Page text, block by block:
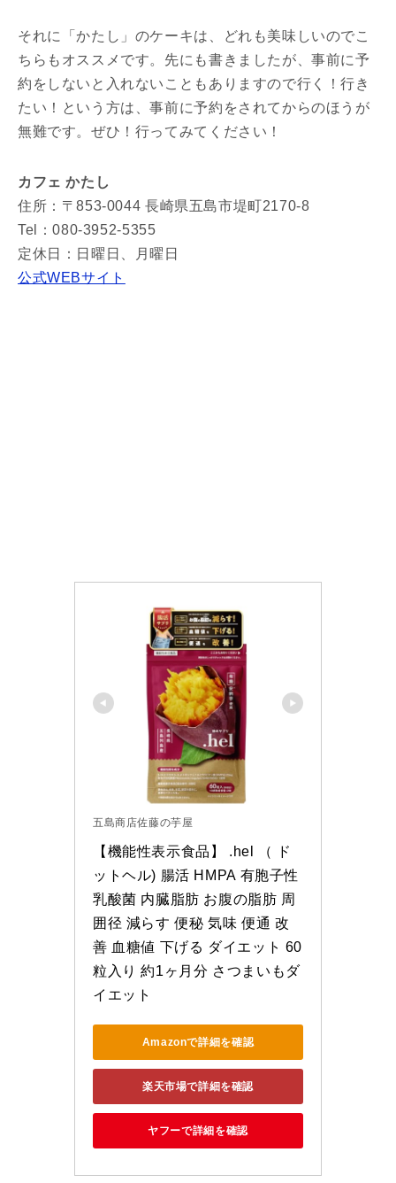
それに「かたし」のケーキは、どれも美味しいのでこ
ちらもオススメです。先にも書きましたが、事前に予
約をしないと入れないこともありますので行く！行き
たい！という方は、事前に予約をされてからのほうが
無難です。ぜひ！行ってみてください！
カフェ かたし
住所：〒853-0044 長崎県五島市堤町2170-8
Tel：080-3952-5355
定休日：日曜日、月曜日
公式WEBサイト
五島商店佐藤の芋屋
【機能性表示食品】 .hel （ ド
ットヘル) 腸活 HMPA 有胞子性
乳酸菌 内臓脂肪 お腹の脂肪 周
囲径 減らす 便秘 気味 便通 改
善 血糖値 下げる ダイエット 60
粒入り 約1ヶ月分 さつまいもダ
イエット
Amazonで詳細を確認
楽天市場で詳細を確認
ヤフーで詳細を確認